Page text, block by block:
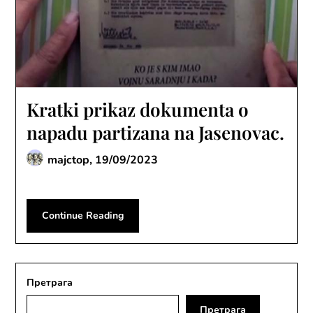
Kratki prikaz dokumenta o
napadu partizana na Jasenovac.
majctop, 19/09/2023
Continue Reading
Претрага
Претрага